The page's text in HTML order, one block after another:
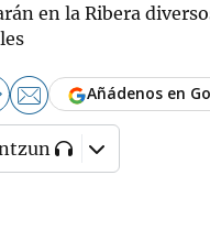
en la Ribera
Añádenos en